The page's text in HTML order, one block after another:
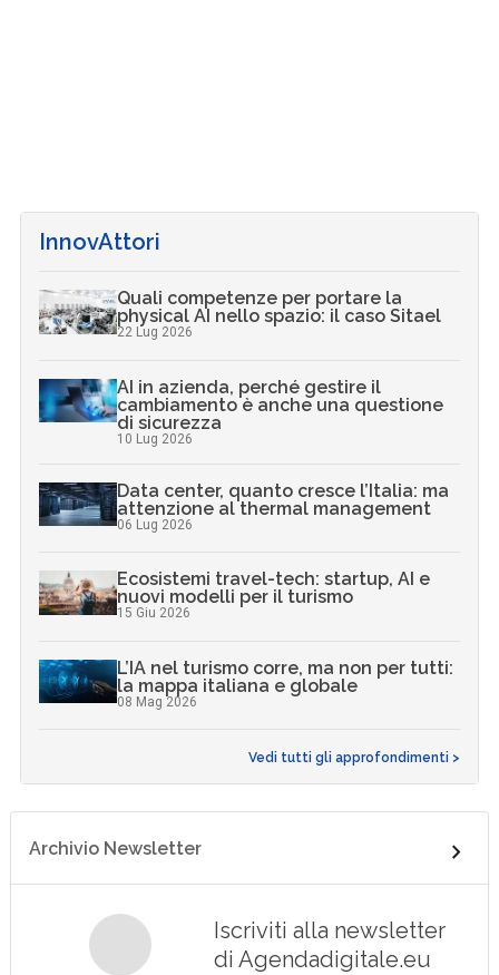
InnovAttori
Quali competenze per portare la
physical AI nello spazio: il caso Sitael
22 Lug 2026
AI in azienda, perché gestire il
cambiamento è anche una questione
di sicurezza
10 Lug 2026
Data center, quanto cresce l’Italia: ma
attenzione al thermal management
06 Lug 2026
Ecosistemi travel-tech: startup, AI e
nuovi modelli per il turismo
15 Giu 2026
L’IA nel turismo corre, ma non per tutti:
la mappa italiana e globale
08 Mag 2026
Vedi tutti gli approfondimenti >
Archivio Newsletter
Iscriviti alla newsletter
di Agendadigitale.eu